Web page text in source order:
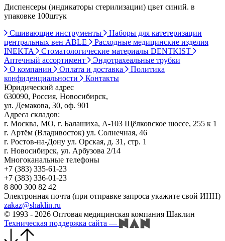
Диспенсеры (индикаторы стерилизации) цвет синий. в
упаковке 100штук
Сшивающие инструменты
Наборы для катетеризации
центральных вен ABLE
Расходные медицинские изделия
INEKTA
Стоматологические материалы DENTKIST
Аптечный ассортимент
Эндотрахеальные трубки
О компании
Оплата и доставка
Политика
конфиденциальности
Контакты
Юридический адрес
630090, Россия, Новосибирск,
ул. Демакова, 30, оф. 901
Адреса складов:
г. Москва, МО, г. Балашиха, А-103 Щёлковское шоссе, 255 к 1
г. Артём (Владивосток) ул. Солнечная, 46
г. Ростов-на-Дону ул. Орская, д. 31, стр. 1
г. Новосибирск, ул. Арбузова 2/14
Многоканальные телефоны
+7 (383) 335-61-23
+7 (383) 336-01-23
8 800 300 82 42
Электронная почта (при отправке запроса укажите свой ИНН)
zakaz@shaklin.ru
© 1993 - 2026 Оптовая медицинская компания Шаклин
Техническая поддержка сайта —